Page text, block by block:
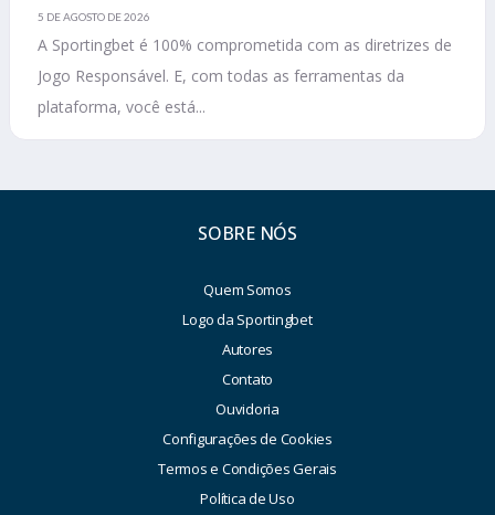
5 DE AGOSTO DE 2026
A Sportingbet é 100% comprometida com as diretrizes de
Jogo Responsável. E, com todas as ferramentas da
plataforma, você está...
SOBRE NÓS
Quem Somos
Logo da Sportingbet
Autores
Contato
Ouvidoria
Configurações de Cookies
Termos e Condições Gerais
Política de Uso